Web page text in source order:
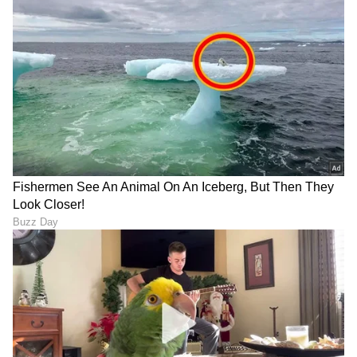
ಭಾರತದಲ್ಲಿ ಫೇಸ್‌ಬುಕ್ ಬ್ಯಾನ್
ಆಗುತ್ತಾ? ಮೂರು ದಿನದ ಡೆಡ್
ಲೈನ್ ನೀಡಿದ ಸಂಸದೀಯ ಸಮಿತಿ
ಟೆಕ್ ಜಗತ್ತಿನಲ್ಲಿ ಎಐ ಭರಾಟೆ:
ತಂತ್ರಜ್ಞಾನದ ಮೇಲೆ ನಂಬಿಕೆ ಇಟ್ಟ
ಕಂಪನಿಗಳಿಗೆ ಲಾಭದ
AGI: ಶೀಘ್ರ ಬರಲಿದೆ ಮಾನವ
ಜಾಗತಿಕ ಮಟ್ಟದಲ್ಲಿ ChatGPT